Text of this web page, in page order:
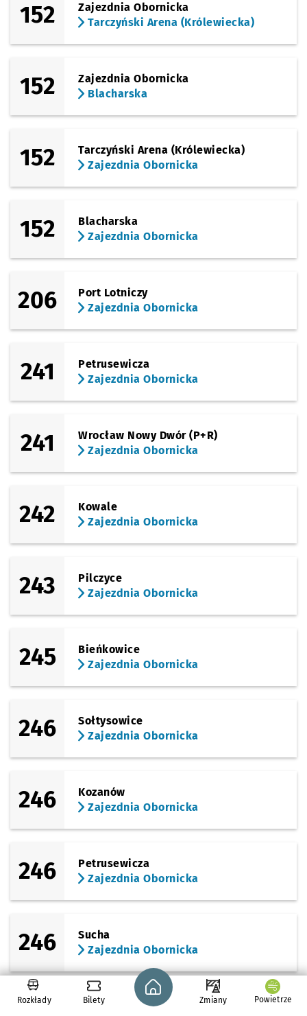
152
Zajezdnia Obornicka
Tarczyński Arena (Królewiecka)
152
Zajezdnia Obornicka
Blacharska
152
Tarczyński Arena (Królewiecka)
Zajezdnia Obornicka
152
Blacharska
Zajezdnia Obornicka
206
Port Lotniczy
Zajezdnia Obornicka
241
Petrusewicza
Zajezdnia Obornicka
241
Wrocław Nowy Dwór (P+R)
Zajezdnia Obornicka
242
Kowale
Zajezdnia Obornicka
243
Pilczyce
Zajezdnia Obornicka
245
Bieńkowice
Zajezdnia Obornicka
246
Sołtysowice
Zajezdnia Obornicka
246
Kozanów
Zajezdnia Obornicka
246
Petrusewicza
Zajezdnia Obornicka
246
Sucha
Zajezdnia Obornicka
Zajezdnia Obornicka
Rozkłady Bilety
Strona główna - wroclaw.pl
Zmiany Powietrze